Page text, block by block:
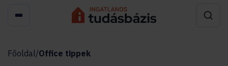
Főoldal/Office tippek